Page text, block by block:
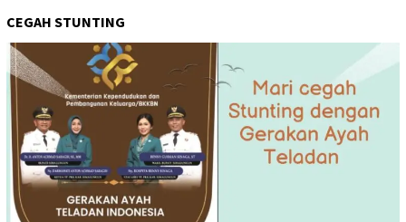
CEGAH STUNTING